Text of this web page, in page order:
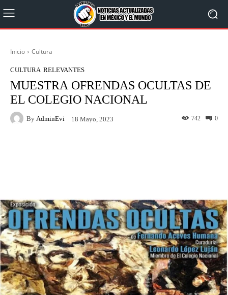
Inicio Cultura
CULTURA RELEVANTES
MUESTRA OFRENDAS OCULTAS DE
EL COLEGIO NACIONAL
By AdminEvi 18 Mayo, 2023 0
742